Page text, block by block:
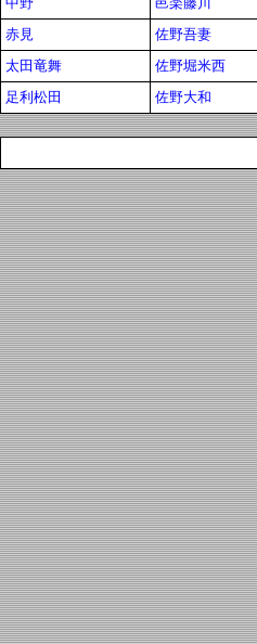
赤見
佐野吾妻
太田竜舞
佐野堀米西
足利松田
佐野大和